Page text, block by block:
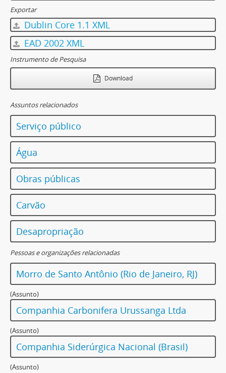
Exportar
Dublin Core 1.1 XML
EAD 2002 XML
Instrumento de Pesquisa
Download
Assuntos relacionados
Serviço público
Água
Obras públicas
Carvão
Desapropriação
Pessoas e organizações relacionadas
Morro de Santo Antônio (Rio de Janeiro, RJ)
(Assunto)
Companhia Carbonifera Urussanga Ltda
(Assunto)
Companhia Siderúrgica Nacional (Brasil)
(Assunto)